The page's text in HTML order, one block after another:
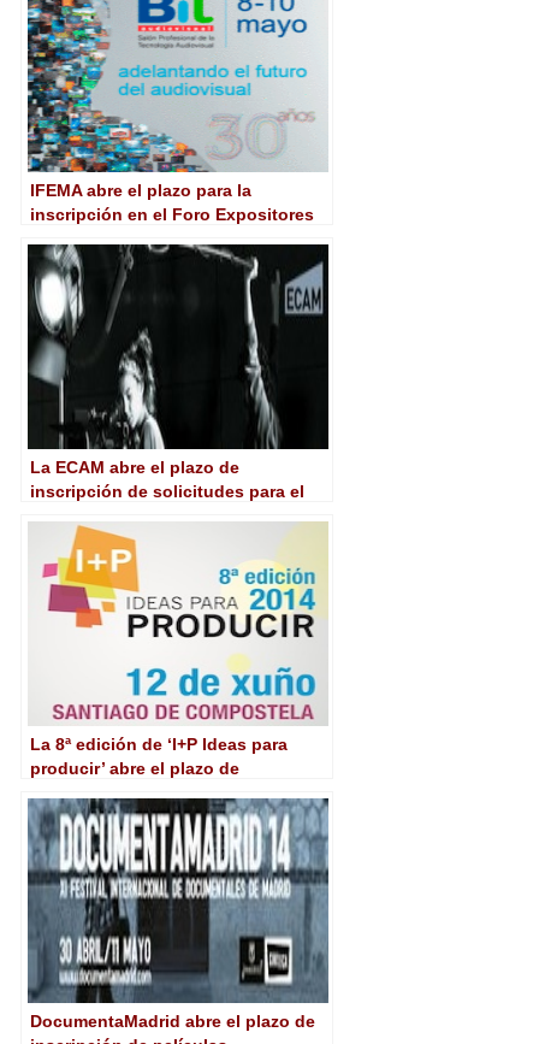
2021
IFEMA abre el plazo para la
inscripción en el Foro Expositores
La ECAM abre el plazo de
inscripción de solicitudes para el
La 8ª edición de ‘I+P Ideas para
producir’ abre el plazo de
DocumentaMadrid abre el plazo de